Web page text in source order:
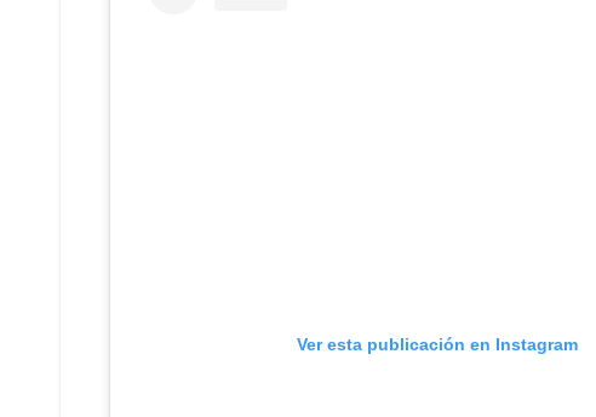
Ver esta publicación en Instagram